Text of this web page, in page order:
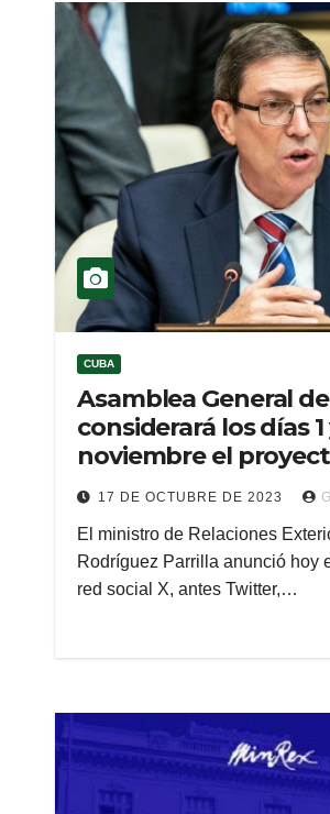
CUBA
Asamblea General
considerará los días 1
noviembre el
resolución de Cuba
bloqueo (+ Video)
17 DE OCTUBRE DE 2023
El ministro de Relaciones
Rodríguez Parrilla anunció hoy
red social X, antes Twitter,…